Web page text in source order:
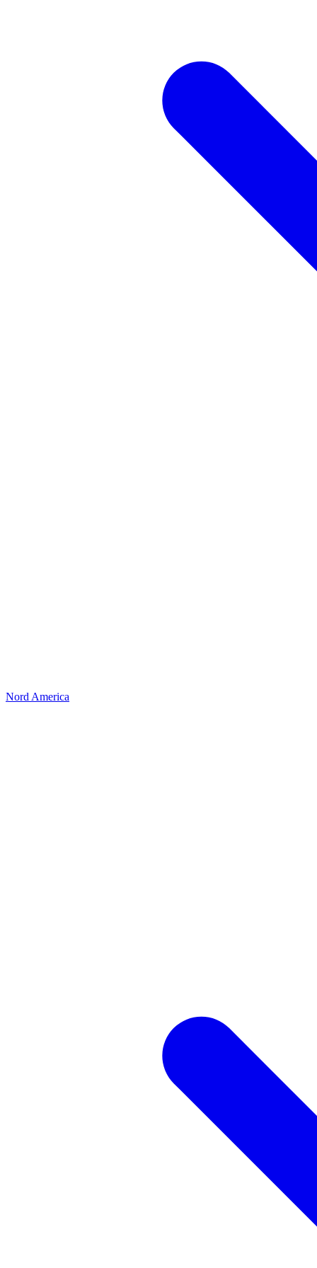
Nord America